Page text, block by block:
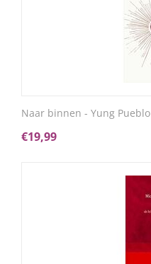
Naar binnen - Yung Pueblo
€19,99